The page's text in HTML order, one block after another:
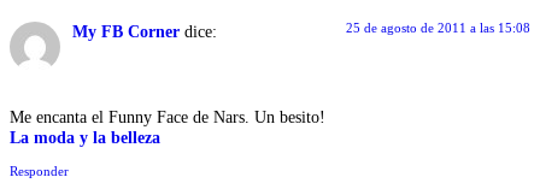
My FB Corner dice: 25 de agosto de 2011 a las 15:08
Me encanta el Funny Face de Nars. Un besito!
La moda y la belleza
Responder